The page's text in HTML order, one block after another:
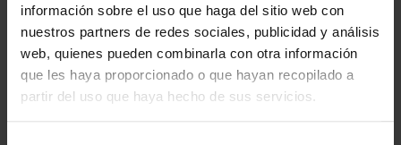
información sobre el uso que haga del sitio web con
nuestros partners de redes sociales, publicidad y análisis
web, quienes pueden combinarla con otra información
que les haya proporcionado o que hayan recopilado a
partir del uso que haya hecho de sus servicios.
LISTONES DE ESPUMA
PARA CONOS (6
UNIDADES)
22,99 €
ARCO PRECISIÓN
BASES
LONGITUDINALES
4,99 €